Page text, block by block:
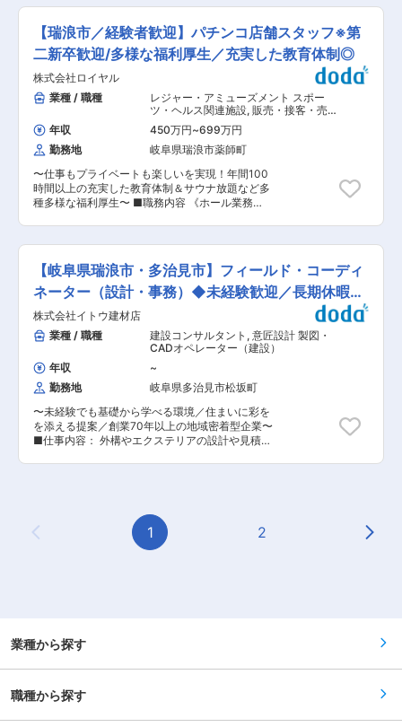
・無理な売り込みは不要 ※営業未経験でも始めや
すい環境です ■募集背景／業績好調： 当社は、
1950年創業のシリカ粉末の専業メーカーです。
ICや半導体、歯科材料、工業部材などに使われる
高品質な粉末製品を国内外へ供給しています。近
年は、大手メーカーとの共同開発や海外展開を視
野に入れ、今後の事業拡大を見据えた顧客対応力
の強化を図っています。 この度、営業職（育成
枠）として新たな仲間を募集いたします。 ■就業
環境： ◎長く働く社員が多く、定着率の高い職場
です◎ ・基本定時退社（残業ほぼなし） ・土日休
みで生活リズム安定 ・地域内で安定した収入水準
・地元出身者が多く、落ち着いた職場環境 ・年1
ステップ： いずれ営業マネージャー候補として、
まずは工場研修（6ヶ月程度）や、営業事務等を
の後、営業実務やマネジメント業務へとステップ
アップしていただきます。 変更の範囲：会社の定
める業務
質管理業務 など ■就業環境： 家族や趣味のため
の時間をとり、バランスよく働ける職場環境。年
間休日117日、完全週休二日制を実施しておりま
す。 残業時間は年間で平均すると月7時間です。
出張、転勤は一切ありません。 工事完成引き渡し
後に有給を使いリフレッシュ休暇を取ることが出
来ます。工事成績に応じて功労金を支給していま
す。 「健康経営」「ぎふ建設人材育成リーディン
グ企業」の認定を受けており、ワークライフバラ
ンスを保った働きやす環境を実現しています。 ■
組織構成： 当社は施工管理12名、営業1名、事務
2名の計15名で構成されております。 1級土木施
工管理技士5名、2級土木施工管理技士1名、1級建
築施工管理技士2名、1級舗装施工管理技士1名の
技術者が活躍しております。 ■当社代表より：
それぞれの社員の経験や能力を理解し評価いたし
して永く勤勤めて頂ける職場です。給料が高い、
休暇が取れる、希望が持てる、そして、カッコイ
イ！の新４Kの実現にむけて、これからの建設業
のイメージを一緒に作っていきましょう！ 変更の
範囲：無
【瑞浪市／経験者歓迎】パチンコ店舗スタッフ※第
二新卒歓迎/多様な福利厚生／充実した教育体制◎
株式会社ロイヤル
業種 / 職種
レジャー・アミューズメント スポー
ツ・ヘルス関連施設, 販売・接客・売り
場担当
年収 450万円~699万円
勤務地
岐阜県瑞浪市薬師町
〜仕事もプライベートも楽しいを実現！年間100
時間以上の充実した教育体制＆サウナ放題など多
種多様な福利厚生〜 ■職務内容 《ホール業務
して、お客様に快適な遊技空間を提供します。
《バックオフィス業務》 ・広告・販促物の作成か
ら掲示 ・景品の在庫管理から発注業務まで、季節
に合わせた景品選定やイベント企画、レイアウト
に拘った陳列など ・金銭管理・取り扱い、遊技機
管理、店舗の施錠業務など 後々は、アルバイトス
タッフの教育やシフト管理・作成など幅広く業務
習得していきます。 ■福利厚生・働き方 ライフ
プランやキャリアプランに合わせた働き方が実現
でき、積極的な制度改革により社員一人ひとりが
「イキイキ」と働ける会社を目指しています。 ◎
実質残業無しの働き方、時短勤務 ◎ビジネスカジ
ュアル（ヘアースタイル、ヘアーカラー、ネイル
自由） ◎夏季／秋季休暇や結婚休暇、産前産後／
育児休暇など。リフレッシュ休暇として年に2
回・最大8連休の長期連休も取得可（取得率
入浴し放題やボウリング投げ放題など社員から好
評な福利厚生 ■キャリアアップ （1）店長やエリ
アマネージャーなどマネジメント（年収1000万
仕事を覚えていきます。 ■会社の特徴 「アミュ
ト・温浴SPA施設・保育園など幅広いレジャー施
設を展開しています。新規店舗出店を続けながら
も全店舗黒字経営を実現し、毎年売上高は過去最
【岐阜県瑞浪市・多治見市】フィールド・コーディ
ネーター（設計・事務）◆未経験歓迎／長期休暇あ
り
株式会社イトウ建材店
業種 / 職種
建設コンサルタント , 意匠設計 製図・
CADオペレーター（建設）
年収
~
勤務地
岐阜県多治見市松坂町
〜未経験でも基礎から学べる環境／住まいに彩を
を添える提案／創業70年以上の地域密着型企業〜
■仕事内容： 外構やエクステリアの設計や見積を
します。未経験からでも、CAD操作や素材選定を
基礎から学べるので安心して働くことができま
す。 絵やデザインを描く事が好きな方、庭や外回
です。 ■当社の特徴 地域密着型で会社創業70年
以上の安定企業です。「人との出会いを大切に
し、仕事を介してお互いの信頼関係を築く」とい
年の信頼の積み重ね」を重視しております。 ■当
Previous Page
1 2
業種から探す
職種から探す